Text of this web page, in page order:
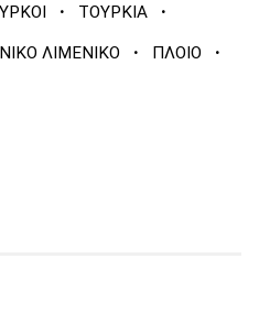
· ΤΟΥΡΚΙΑ ·
ΛΙΜΕΝΙΚΟ · ΠΛΟΙΟ ·